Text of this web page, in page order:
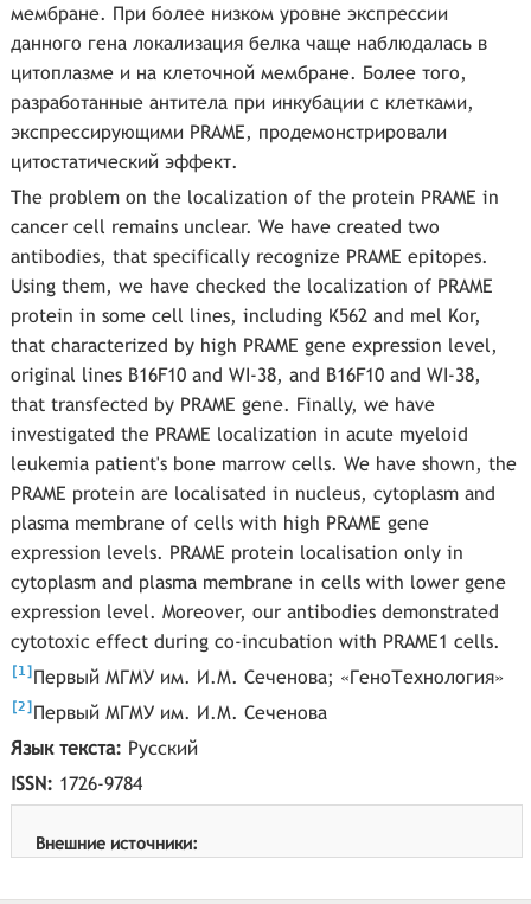
мембране. При более низком уровне экспрессии
данного гена локализация белка чаще наблюдалась в
цитоплазме и на клеточной мембране. Более того,
разработанные антитела при инкубации с клетками,
экспрессирующими PRAME, продемонстрировали
цитостатический эффект.
The problem on the localization of the protein PRAME in
cancer cell remains unclear. We have created two
antibodies, that specifically recognize PRAME epitopes.
Using them, we have checked the localization of PRAME
protein in some cell lines, including K562 and mel Kor,
that characterized by high PRAME gene expression level,
original lines B16F10 and WI-38, and B16F10 and WI-38,
that transfected by PRAME gene. Finally, we have
investigated the PRAME localization in acute myeloid
leukemia patient's bone marrow cells. We have shown, the
PRAME protein are localisated in nucleus, cytoplasm and
plasma membrane of cells with high PRAME gene
expression levels. PRAME protein localisation only in
cytoplasm and plasma membrane in cells with lower gene
expression level. Moreover, our antibodies demonstrated
cytotoxic effect during co-incubation with PRAME1 cells.
[1]Первый МГМУ им. И.М. Сеченова; «ГеноТехнология»
[2]Первый МГМУ им. И.М. Сеченова
Язык текста: Русский
ISSN: 1726-9784
Внешние источники: